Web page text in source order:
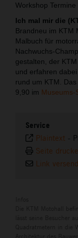
Workshop
Ich mal mir die
Brandneu im KTM
Malbuch für
Nachwuchs-
gestalten, der
und erfahren
rund um KTM.
9,90 im Museums-
Service
Plaintext -
Seite
Link